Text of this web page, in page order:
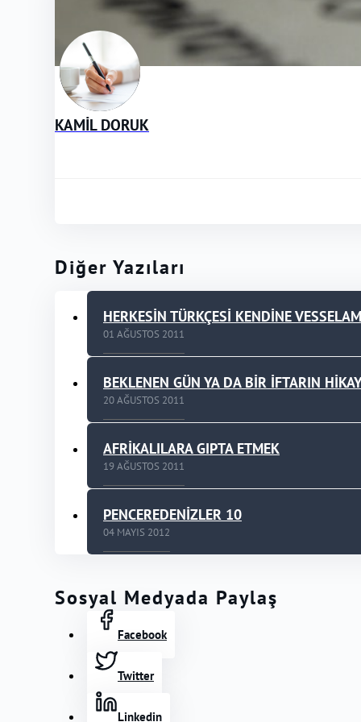
KAMİL DORUK
Diğer Yazıları
HERKESİN TÜRKÇESİ KENDİNE VESSELAM
01 AĞUSTOS 2011
BEKLENEN GÜN YA DA BİR İFTARIN
20 AĞUSTOS 2011
AFRİKALILARA GIPTA ETMEK
19 AĞUSTOS 2011
PENCEREDENİZLER 10
04 MAYIS 2012
Sosyal Medyada Paylaş
Facebook
Twitter
Linkedin